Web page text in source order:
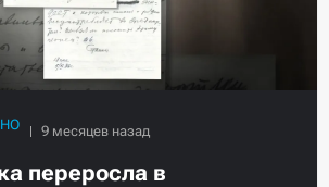
переросла в